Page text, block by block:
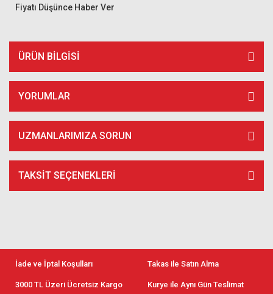
Fiyatı Düşünce Haber Ver
ÜRÜN BILGISI
YORUMLAR
UZMANLARIMIZA SORUN
TAKSIT SEÇENEKLERI
İade ve İptal Koşulları Takas ile Satın Alma
3000 TL Üzeri Ücretsiz Kargo Kurye ile Aynı Gün Teslimat